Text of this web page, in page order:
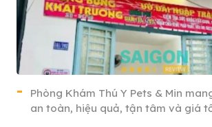
Phòng Khám Thú Y Pets & Min
an toàn, hiệu quả, tận tâm và giá